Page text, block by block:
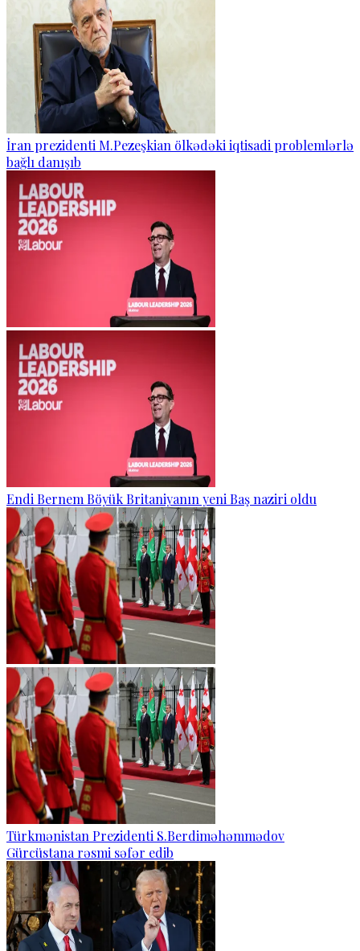
İran prezidenti M.Pezeşkian ölkədəki iqtisadi problemlərlə
bağlı danışıb
Endi Bernem Böyük Britaniyanın yeni Baş naziri oldu
Türkmənistan Prezidenti S.Berdiməhəmmədov
Gürcüstana rəsmi səfər edib